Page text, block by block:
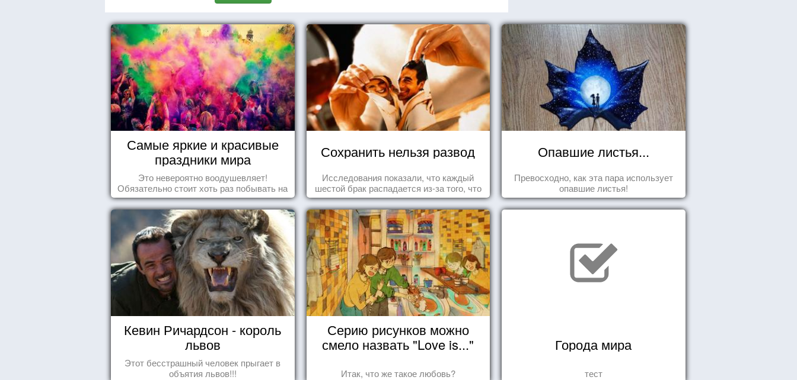
Самые яркие и красивые
праздники мира
Это невероятно воодушевляет!
Обязательно стоит хоть раз побывать на
подобных мероприятиях и получить
массу впечатлений!
Сохранить нельзя развод
Исследования показали, что каждый
шестой брак распадается из-за того, что
одного из супругов не устраивает та
роль, которая выпала ему в семье.
Опавшие листья...
Превосходно, как эта пара использует
опавшие листья!
Кевин Ричардсон - король
львов
Этот бесстрашный человек прыгает в
объятия львов!!!
Серию рисунков можно
смело назвать "Love is..."
Итак, что же такое любовь?
Города мира
тест